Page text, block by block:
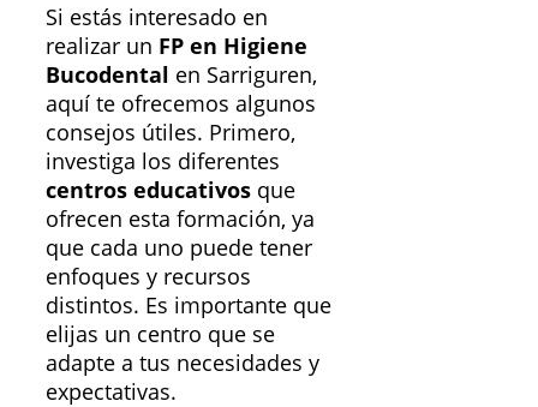
Si estás interesado en
realizar un FP en Higiene
Bucodental en Sarriguren,
aquí te ofrecemos algunos
consejos útiles. Primero,
investiga los diferentes
centros educativos que
ofrecen esta formación, ya
que cada uno puede tener
enfoques y recursos
distintos. Es importante que
elijas un centro que se
adapte a tus necesidades y
expectativas.